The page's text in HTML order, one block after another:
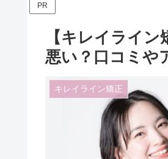
PR
【キレイライ
悪い？口コミや
キレイライン矯正